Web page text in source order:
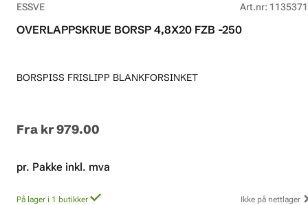
ESSVE Art.nr:
OVERLAPPSKRUE BORSP 4,8X20 FZB -250
BORSPISS FRISLIPP BLANKFORSINKET
Fra kr 979.00
pr. Pakke inkl. mva
På lager i 1 butikker Ikke på nettlager